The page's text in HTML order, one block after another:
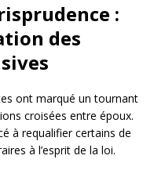
:
des
ont marqué un tournant
croisées entre époux.
à requalifier certains de
à l’esprit de la loi.